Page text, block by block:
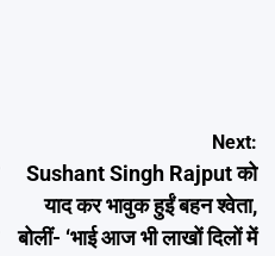
Next:
Sushant Singh Rajput को
याद कर भावुक हुईं बहन श्वेता,
बोलीं- ‘भाई आज भी लाखों दिलों में